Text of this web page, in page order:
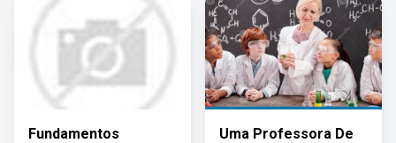
Fundamentos
Uma Professora De